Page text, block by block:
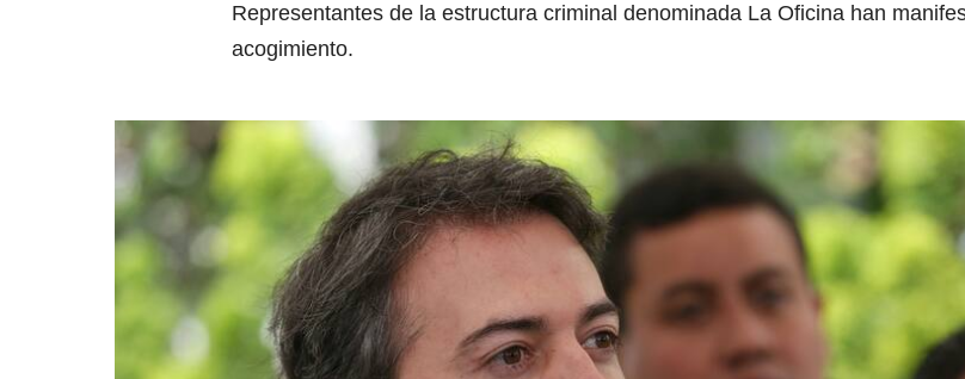
Representantes de la estructura criminal denominada La Oficina han
acogimiento.